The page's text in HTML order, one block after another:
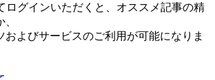
ログインいただくと、オススメ記事の精
およびサービスのご利用が可能になりま